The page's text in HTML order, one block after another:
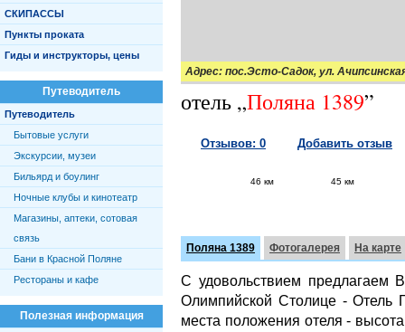
СКИПАССЫ
Пункты проката
Гиды и инструкторы, цены
Путеводитель
Путеводитель
Бытовые услуги
Экскурсии, музеи
Бильярд и боулинг
Ночные клубы и кинотеатр
Магазины, аптеки, сотовая
связь
Бани в Красной Поляне
Рестораны и кафе
Полезная информация
Адрес: пос.Эсто-Садок, ул.
отель „Поляна 1389”
Отзывов: 0 Добавить отзыв
46 км 45 км
Поляна 1389 Фотогалерея На карте
С удовольствием предлагаем
Олимпийской Столице - Отель
места положения отеля -